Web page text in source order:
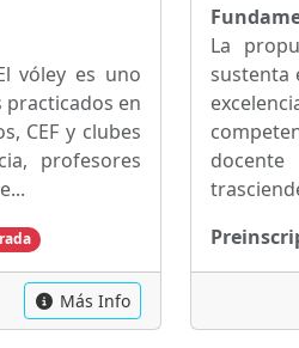
vóley es uno
practicados en
CEF y clubes
profesores
Más Info
La
sustenta